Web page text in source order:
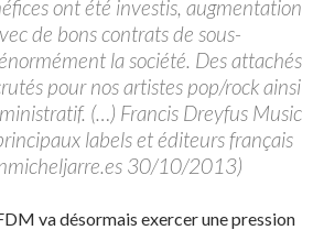
ont été investis, augmentation
de bons contrats de sous-
la société. Des attachés
pour nos artistes pop/rock ainsi
(…) Francis Dreyfus Music
labels et éditeurs français
30/10/2013)
va désormais exercer une pression